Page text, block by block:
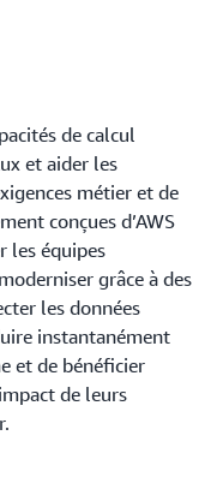
de calcul
et aider les
métier et de
conçues d’AWS
les équipes
grâce à des
les données
instantanément
et de bénéficier
de leurs